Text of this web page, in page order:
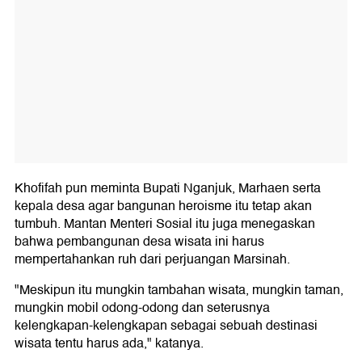
Khofifah pun meminta Bupati Nganjuk, Marhaen serta
kepala desa agar bangunan heroisme itu tetap akan
tumbuh. Mantan Menteri Sosial itu juga menegaskan
bahwa pembangunan desa wisata ini harus
mempertahankan ruh dari perjuangan Marsinah.
"Meskipun itu mungkin tambahan wisata, mungkin taman,
mungkin mobil odong-odong dan seterusnya
kelengkapan-kelengkapan sebagai sebuah destinasi
wisata tentu harus ada," katanya.